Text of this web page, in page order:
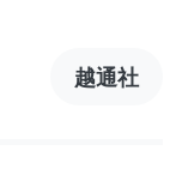
越通社